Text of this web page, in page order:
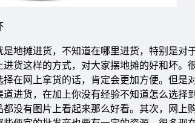
地摊进货，不知道在哪里进货，特别是
货这样的方式，对大家摆地摊的好和坏
在网上拿货的话，肯定会更加方便。但
进货，在加上你没有经验不知道怎么选
没有图片上看起来那么好看。其次，网